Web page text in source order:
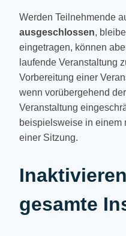
Werden Teilnehmende
ausgeschlossen,
eingetragen, können
laufende Veranstaltung
Vorbereitung einer
wenn vorübergehend
Veranstaltung
beispielsweise in einem
einer Sitzung.
gesamte